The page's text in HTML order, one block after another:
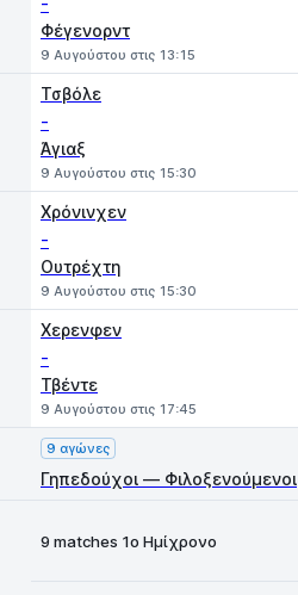
Φέγενορντ
9 Αυγούστου στις 13:15
Τσβόλε
-
Άγιαξ
9 Αυγούστου στις 15:30
Χρόνινχεν
-
Ουτρέχτη
9 Αυγούστου στις 15:30
Χερενφεν
-
Τβέντε
9 Αυγούστου στις 17:45
9 αγώνες
Γηπεδούχοι — Φιλοξενούμενοι
9 matches 1ο Ημίχρονο